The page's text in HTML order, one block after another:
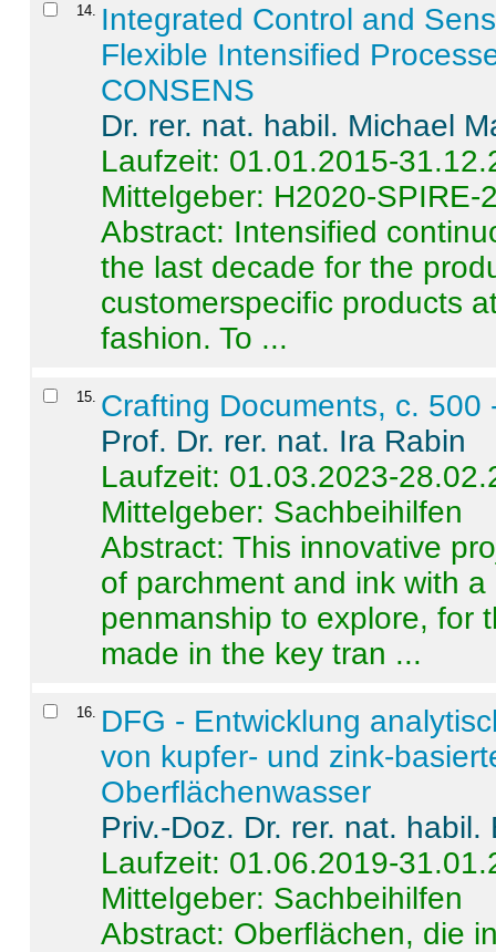
14
Integrated Control and
Flexible Intensified
CONSENS
Dr. rer. nat. habil. Michael
Laufzeit: 01.01.2015-
Mittelgeber: H2020-SPIRE-
Abstract: Intensified
the last decade for the
customerspecific products
fashion. To ...
15 Crafting Documents, c. 500
Prof. Dr. rer. nat. Ira Rabin
Laufzeit: 01.03.2023-
Mittelgeber: Sachbeihilfen
Abstract:This innovative
of parchment and ink with
penmanship to explore, for
made in the key tran ...
16
DFG - Entwicklung
von kupfer- und zink-
Oberflächenwasser
Priv.-Doz. Dr. rer. nat.
Laufzeit: 01.06.2019-
Mittelgeber: Sachbeihilfen
Abstract: Oberflächen, die